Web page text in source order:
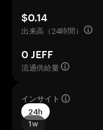
$0.14
出来高（24時間）
0 JEFF
流通供給量
インサイト
24h
1w